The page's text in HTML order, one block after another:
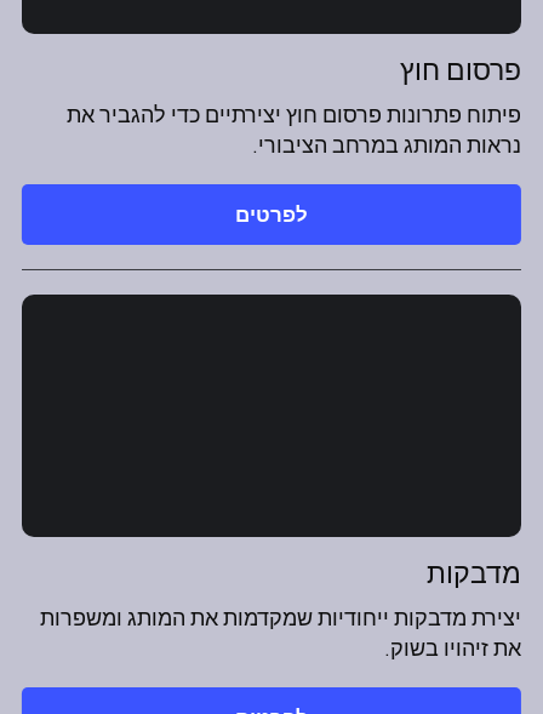
פרסום חוץ
פיתוח פתרונות פרסום חוץ יצירתיים כדי להגביר את
נראות המותג במרחב הציבורי.
לפרטים
מדבקות
יצירת מדבקות ייחודיות שמקדמות את המותג ומשפרות
את זיהויו בשוק.